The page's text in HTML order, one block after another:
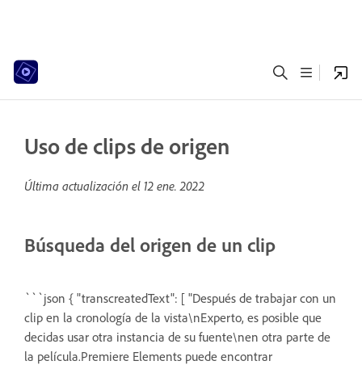
Uso de clips de origen
Última actualización el 12 ene. 2022
Búsqueda del origen de un clip
```json { "transcreatedText": [ "Después de trabajar con un
clip en la cronología de la vista\nExperto, es posible que
decidas usar otra instancia de su fuente\nen otra parte de
la película.Premiere Elements puede encontrar